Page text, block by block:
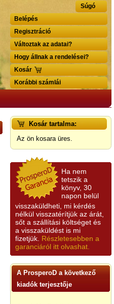
Súgó
Belépés
Regisztráció
Változtak az adatai?
Hogy állnak a rendelései?
Kosár
Korábbi számlái
Kosár tartalma:
Az ön kosara üres.
Ha nem
tetszik a
könyv, 30
napon belül
visszaküldheti, mi kérdés
nélkül visszatérítjük az árát,
sőt a szállítási költséget és
a visszaküldést is mi
fizetjük. Részletesebben a
garanciáról itt olvashat.
A ProsperoD a következő
kiadók terjesztője